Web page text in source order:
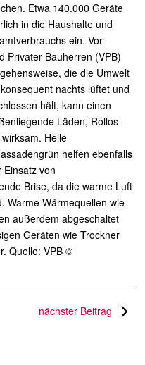
Etwa 140.000 Geräte
in die Haushalte und
ein. Vor
Privater Bauherren (VPB)
die die Umwelt
nachts lüftet und
hält, kann einen
Läden, Rollos
Helle
helfen ebenfalls
von
Brise, da die warme Luft
Warme Wärmequellen wie
außerdem abgeschaltet
Geräten wie Trockner
Quelle: VPB ©
nächster Beitrag